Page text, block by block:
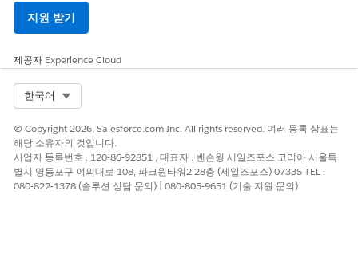
지원 받기
제공자 Experience Cloud
한국어
© Copyright 2026, Salesforce.com Inc. All rights reserved. 여러 등록 상표는
해당 소유자의 것입니다.
사업자 등록번호 : 120-86-92851 , 대표자 : 벤슨웡 세일즈포스 코리아 서울특
별시 영등포구 여의대로 108, 파크원타워2 28층 (세일즈포스) 07335 TEL :
080-822-1378 (솔루션 상담 문의) | 080-805-9651 (기술 지원 문의)